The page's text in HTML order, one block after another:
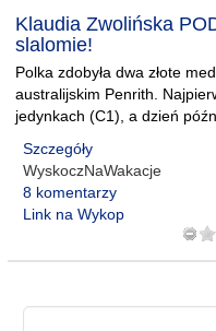
Klaudia Zwolińska
slalomie!
Polka zdobyła dwa złote
australijskim Penrith.
jedynkach (C1), a dzień
Szczegóły
WyskoczNaWakacje
8 komentarzy
Link na Wykop